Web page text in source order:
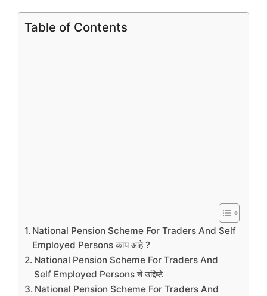
Table of Contents
National Pension Scheme For Traders And Self
Employed Persons काय आहे ?
National Pension Scheme For Traders And
Self Employed Persons चे उद्दिष्टे
National Pension Scheme For Traders And